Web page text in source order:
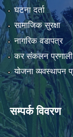
घटना दर्ता
सामाजिक सुरक्षा
नागरिक वडापत्र
कर संकलन प्रणाली
योजना व्यवस्थापन
सम्पर्क विवरण